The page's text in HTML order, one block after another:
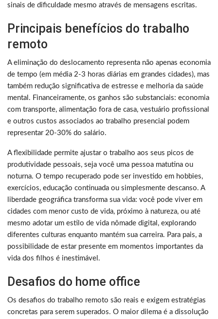
sinais de dificuldade mesmo através de mensagens escritas.
Principais benefícios do trabalho
remoto
A eliminação do deslocamento representa não apenas economia
de tempo (em média 2-3 horas diárias em grandes cidades), mas
também redução significativa de estresse e melhoria da saúde
mental. Financeiramente, os ganhos são substanciais: economia
com transporte, alimentação fora de casa, vestuário profissional
e outros custos associados ao trabalho presencial podem
representar 20-30% do salário.
A flexibilidade permite ajustar o trabalho aos seus picos de
produtividade pessoais, seja você uma pessoa matutina ou
noturna. O tempo recuperado pode ser investido em hobbies,
exercícios, educação continuada ou simplesmente descanso. A
liberdade geográfica transforma sua vida: você pode viver em
cidades com menor custo de vida, próximo à natureza, ou até
mesmo adotar um estilo de vida nômade digital, explorando
diferentes culturas enquanto mantém sua carreira. Para pais, a
possibilidade de estar presente em momentos importantes da
vida dos filhos é inestimável.
Desafios do home office
Os desafios do trabalho remoto são reais e exigem estratégias
concretas para serem superados. O maior dilema é a dissolução